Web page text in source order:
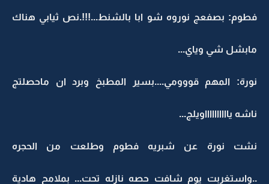
فطوم: بصفعج نوروه شو ابا بالشنط...!!!.نص ثيابي هناك
مابشل شي وياي...
نورة: المهم قووومي....بسير المطبخ وبرد ان ماحصلتج
ناشه يااااااااااويلج...
نشت نورة عن شبريه فطوم وطلعت من الحجره
..واستغربت يوم شافت حصه نازله تحت... بملامح هادية